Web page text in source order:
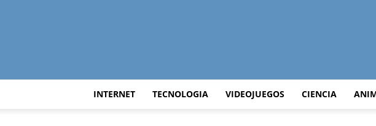
INTERNET TECNOLOGIA VIDEOJUEGOS CIENCIA